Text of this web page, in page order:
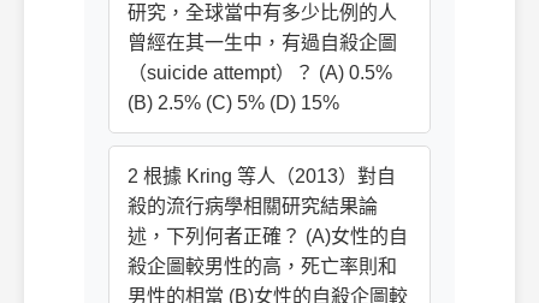
研究，全球當中有多少比例的人
曾經在其一生中，有過自殺企圖
（suicide attempt）？ (A) 0.5%
(B) 2.5% (C) 5% (D) 15%
2 根據 Kring 等人（2013）對自
殺的流行病學相關研究結果論
述，下列何者正確？ (A)女性的自
殺企圖較男性的高，死亡率則和
男性的相當 (B)女性的自殺企圖較